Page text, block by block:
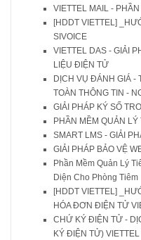
VIETTEL MAIL -
[HDDT VIETTEL]
SIVOICE
VIETTEL DAS - GIẢI
LIỆU ĐIỆN TỬ
DỊCH VỤ ĐÁNH GIÁ -
TOÀN THÔNG TIN -
GIẢI PHÁP KÝ SỐ
PHẦN MỀM QUẢN LÝ
SMART LMS - GIẢI
GIẢI PHÁP BẢO VỆ
Phần Mềm Quản Lý
Diện Cho Phòng Tiêm
[HDDT VIETTEL]
HÓA ĐƠN ĐIỆN TỬ
CHỨ KÝ ĐIỆN TỬ -
KÝ ĐIỆN TỬ)